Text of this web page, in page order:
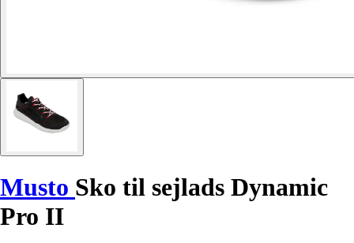
Musto Sko til sejlads Dynamic
Pro II